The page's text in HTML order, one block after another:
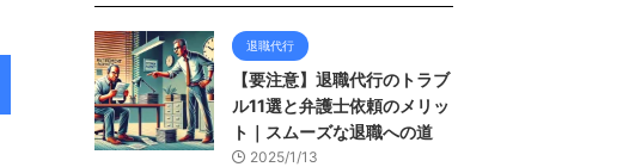
退職代行
【要注意】退職代行のトラブ
ル11選と弁護士依頼のメリッ
ト｜スムーズな退職への道
2025/1/13